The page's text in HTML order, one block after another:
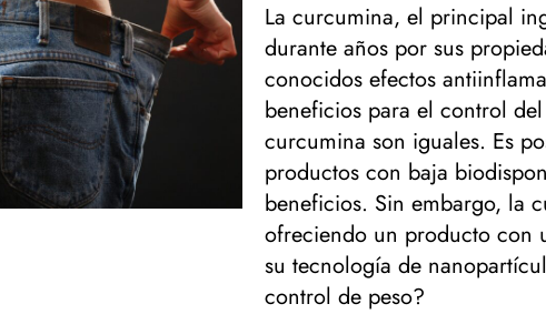
La curcumina, el principal
durante años por sus
conocidos efectos
beneficios para el control
curcumina son iguales. Es
productos con baja
beneficios. Sin embargo, la
ofreciendo un producto con
su tecnología de
control de peso?